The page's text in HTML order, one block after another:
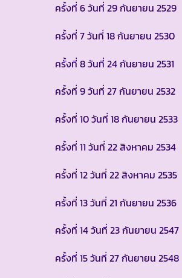
ครั้งที่ 6 วันที่ 29 กันยายน 2529
ครั้งที่ 7 วันที่ 18 กันยายน 2530
ครั้งที่ 8 วันที่ 24 กันยายน 2531
ครั้งที่ 9 วันที่ 27 กันยายน 2532
ครั้งที่ 10 วันที่ 18 กันยายน 2533
ครั้งที่ 11 วันที่ 22 สิงหาคม 2534
ครั้งที่ 12 วันที่ 22 สิงหาคม 2535
ครั้งที่ 13 วันที่ 21 กันยายน 2536
ครั้งที่ 14 วันที่ 23 กันยายน 2547
ครั้งที่ 15 วันที่ 27 กันยายน 2548